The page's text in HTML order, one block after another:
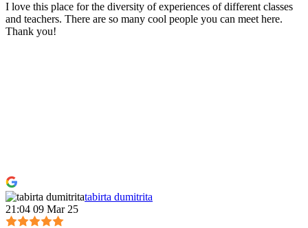
I love this place for the diversity of experiences of different classes
and teachers. There are so many cool people you can meet here.
Thank you!
tabirta dumitrita
21:04 09 Mar 25